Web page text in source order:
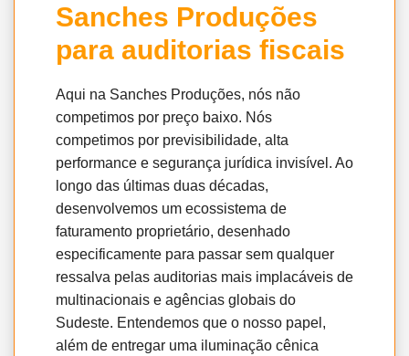
Sanches Produções
para auditorias fiscais
Aqui na Sanches Produções, nós não
competimos por preço baixo. Nós
competimos por previsibilidade, alta
performance e segurança jurídica invisível. Ao
longo das últimas duas décadas,
desenvolvemos um ecossistema de
faturamento proprietário, desenhado
especificamente para passar sem qualquer
ressalva pelas auditorias mais implacáveis de
multinacionais e agências globais do
Sudeste. Entendemos que o nosso papel,
além de entregar uma iluminação cênica